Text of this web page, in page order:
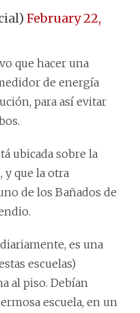
February 22,
que hacer una
de energía
para así evitar
ubicada sobre la
y que la otra
de los Bañados de
es una
escuelas)
al piso. Debían
escuela, en un